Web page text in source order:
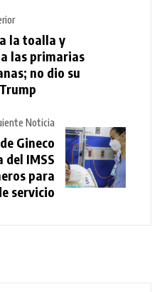
la toalla y
las primarias
no dio su
Noticia
Gineco
del IMSS
para
servicio